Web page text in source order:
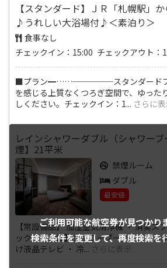
【スタンダード】ＪＲ「札幌駅」
♪うれしい大浴場付♪＜素泊り＞
食事なし
チェックイン：15:00 チェックアウト：
■プラン━……─────スタンダードプ
を感じる上質なくつろぎ空間で、ゆった
しください。チェックイン：1... さらに
ご利用可能な航空券が見つかり
検索条件を変更して、再度検索を
レインシャワーダブル（シャワー
煙】21平米
禁煙ルーム
ダブル
最安値
【常設備品】 加湿空気清浄機 ・ 消臭ス
ックス【設備】シャワーブース（バスタ
け液晶テレビ ・ 冷... さらに表示